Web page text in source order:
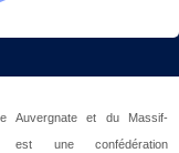
Auvergnate et du Massif-
est une confédération